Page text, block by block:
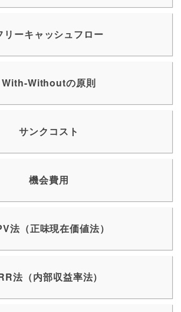
リーキャッシュフロー
With-Withoutの原則
サンクコスト
機会費用
法（正味現在価値法）
法（内部収益率法）